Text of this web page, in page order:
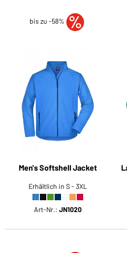
bis zu -58%
Men's Softshell Jacket
Erhältlich in S - 3XL
Art-Nr.: JN1020